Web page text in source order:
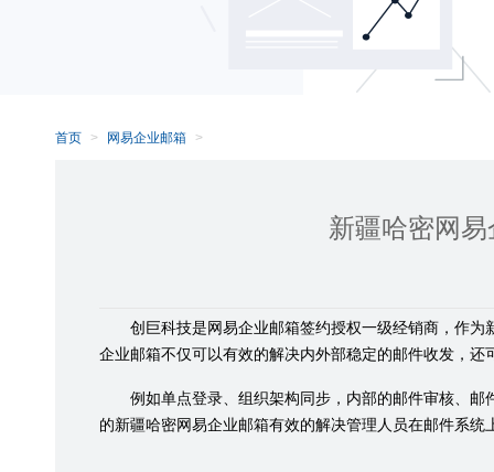
首页 网易企业邮箱
新疆哈密网
创巨科技是网易企业邮箱签约授权一级经销商，作
企业邮箱不仅可以有效的解决内外部稳定的邮件收发，还
例如单点登录、组织架构同步，内部的邮件审核、
的新疆哈密网易企业邮箱有效的解决管理人员在邮件系